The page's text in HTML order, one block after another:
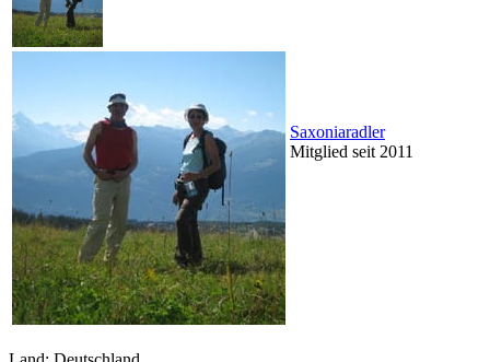
Saxoniaradler
Mitglied seit 2011